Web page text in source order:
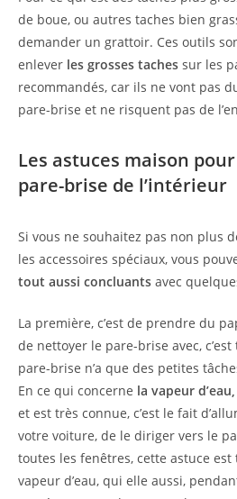
de boue, ou autres taches bien
demander un grattoir. Ces outils
enlever les grosses taches sur les
recommandés, car ils ne vont pas
pare-brise et ne risquent pas de
Les astuces maison
pare-brise de l’intérieur
Si vous ne souhaitez pas non plus
les accessoires spéciaux, vous
tout aussi concluants avec
La première, c’est de prendre du
de nettoyer le pare-brise avec,
pare-brise n’a que des petites
En ce qui concerne la vapeur d’eau,
et est très connue, c’est le fait
votre voiture, de le diriger vers le
toutes les fenêtres, cette astuce
vapeur d’eau, qui elle aussi,